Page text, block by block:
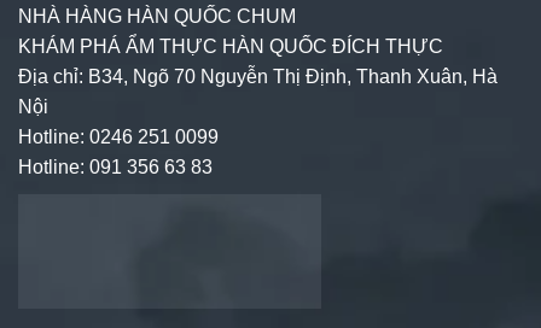
NHÀ HÀNG HÀN QUỐC CHUM
KHÁM PHÁ ẨM THỰC HÀN QUỐC ĐÍCH THỰC
Địa chỉ: B34, Ngõ 70 Nguyễn Thị Định, Thanh Xuân, Hà
Nội
Hotline: 0246 251 0099
Hotline: 091 356 63 83